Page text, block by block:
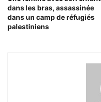
dans les bras, assassinée
dans un camp de réfugiés
palestiniens